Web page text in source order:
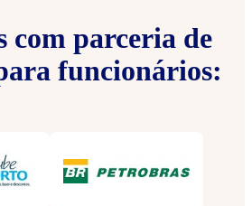
com parceria de
funcionários: